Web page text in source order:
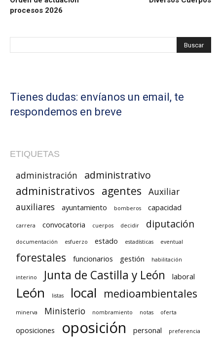
procesos 2026
Tienes dudas: envíanos un email, te
respondemos en breve
ETIQUETAS
administración administrativo
administrativos agentes
Auxiliar
auxiliares
ayuntamiento bomberos capacidad
carrera convocatoria cuerpos decidir diputación
documentación esfuerzo estado estadísticas eventual
forestales funcionarios gestión habilitación
interino Junta de Castilla y León laboral
León listas local medioambientales
minerva Ministerio nombramiento notas oferta
oposiciones oposición personal preferencia